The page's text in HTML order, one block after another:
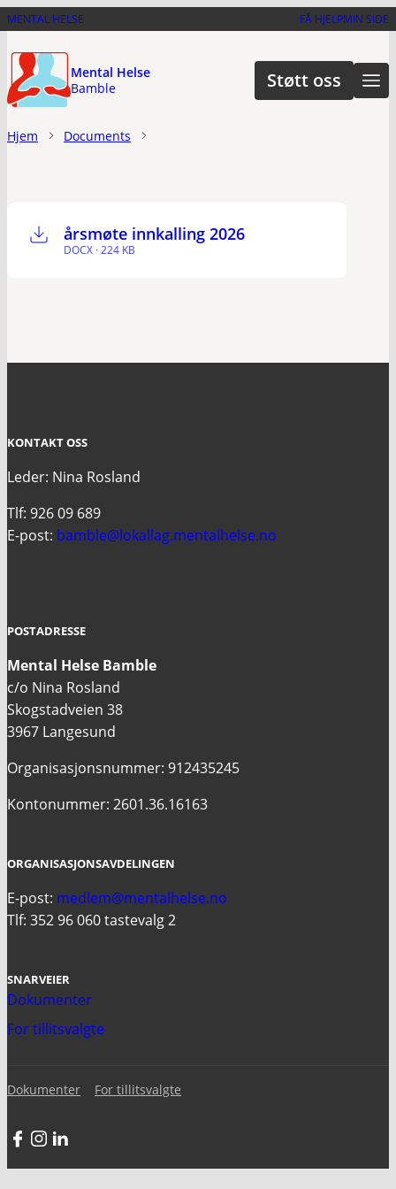
Hopp
hovedinnhold
MENTAL HELSE FÅ HJELPMIN SIDE
Mental Helse
Bamble
Støtt oss
Hjem Documents
årsmøte innkalling 2026
DOCX · 224 KB
KONTAKT OSS
Leder: Nina Rosland
Tlf: 926 09 689
E-post: bamble@lokallag.mentalhelse.no
POSTADRESSE
Mental Helse Bamble
c/o Nina Rosland
Skogstadveien 38
3967 Langesund
Organisasjonsnummer: 912435245
Kontonummer: 2601.36.16163
ORGANISASJONSAVDELINGEN
E-post: medlem@mentalhelse.no
Tlf: 352 96 060 tastevalg 2
SNARVEIER
Dokumenter
For tillitsvalgte
Dokumenter For tillitsvalgte